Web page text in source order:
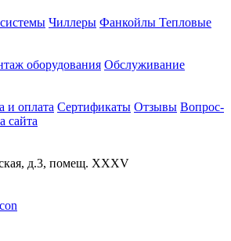
Чиллеры Фанкойлы Тепловые
оборудования Обслуживание
и оплата Сертификаты Отзывы Вопрос-
сайта
д.3, помещ. XXXV